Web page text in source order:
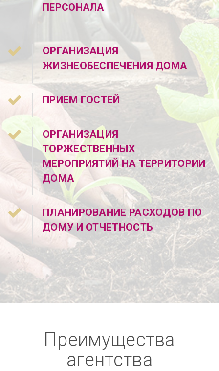
ПЕРСОНАЛА
ОРГАНИЗАЦИЯ
ЖИЗНЕОБЕСПЕЧЕНИЯ ДОМА
ПРИЕМ ГОСТЕЙ
ОРГАНИЗАЦИЯ
ТОРЖЕСТВЕННЫХ
МЕРОПРИЯТИЙ НА ТЕРРИТОРИИ
ДОМА
ПЛАНИРОВАНИЕ РАСХОДОВ ПО
ДОМУ И ОТЧЕТНОСТЬ
Преимущества
агентства